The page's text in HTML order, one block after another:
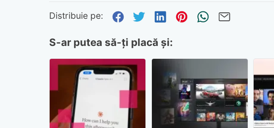
Distribuie pe: Distribuie pe Facebook
Distribuie pe Twitter
Distribuie pe
Distribuie pe
Trimite
S-ar putea să-ți placă și: